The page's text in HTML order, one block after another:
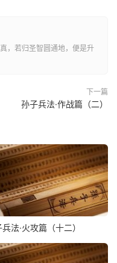
，若归圣智圆通地，便是升
下一篇
孙子兵法·作战篇（二）
法·火攻篇（十二）